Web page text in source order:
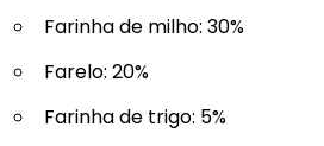
Farinha de milho: 30%
Farelo: 20%
Farinha de trigo: 5%